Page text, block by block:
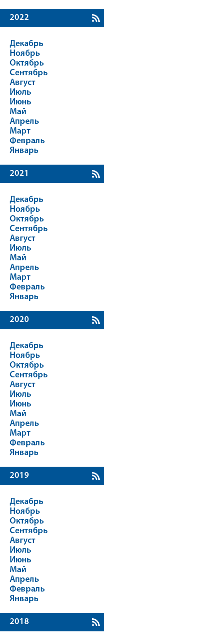
2022
Декабрь
Ноябрь
Октябрь
Сентябрь
Август
Июль
Июнь
Май
Апрель
Март
Февраль
Январь
2021
Декабрь
Ноябрь
Октябрь
Сентябрь
Август
Июль
Май
Апрель
Март
Февраль
Январь
2020
Декабрь
Ноябрь
Октябрь
Сентябрь
Август
Июль
Июнь
Май
Апрель
Март
Февраль
Январь
2019
Декабрь
Ноябрь
Октябрь
Сентябрь
Август
Июль
Июнь
Май
Апрель
Февраль
Январь
2018